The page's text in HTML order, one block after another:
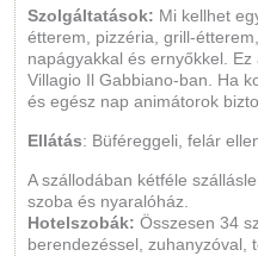
Szolgáltatások: Mi kellhet
étterem, pizzéria, grill-
napágyakkal és ernyőkkel.
Villagio Il Gabbiano-ban. Ha
és egész nap animátorok
Ellátás: Büféreggeli, felár
A szállodában kétféle
szoba és nyaralóház.
Hotelszobák: Összesen 34
berendezéssel, zuhanyzóval,